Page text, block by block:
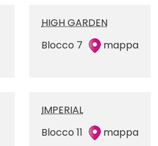
HIGH GARDEN
Blocco 7
mappa
IMPERIAL
Blocco 11
mappa